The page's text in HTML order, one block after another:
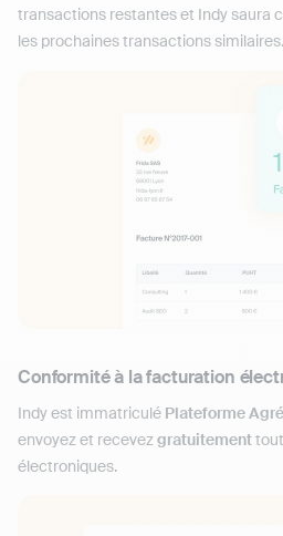
transactions restantes et Indy saura
les prochaines transactions similaires.
Conformité à la facturation
Indy est immatriculé Plateforme
envoyez et recevezgratuitement
électroniques.